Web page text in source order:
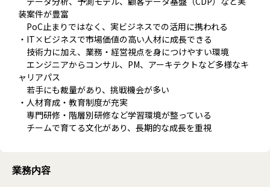
装案件が豊富
PoC止まりではなく、実ビジネスでの活用に携われる
・IT×ビジネスで市場価値の高い人材に成長できる
技術力に加え、業務・経営視点を身につけやすい環境
エンジニアからコンサル、PM、アーキテクトなど多様なキ
ャリアパス
若手にも裁量があり、挑戦機会が多い
・人材育成・教育制度が充実
専門研修・階層別研修など学習環境が整っている
チームで育てる文化があり、長期的な成長を重視
業務内容